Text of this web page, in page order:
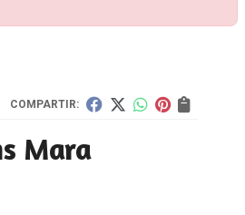
COMPARTIR:
Mara